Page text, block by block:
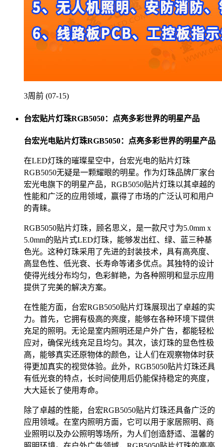
3周前 (07-15)
台宏贴片灯珠RGB5050：点亮多彩世界的明星产品
台宏光电贴片灯珠RGB5050：点亮多彩世界的明星产品
在LED灯珠的璀璨星空中，台宏光电的贴片灯珠
RGB5050无疑是一颗耀眼的明星。作为灯珠品牌厂家台
宏光电旗下的明星产品，RGB5050贴片灯珠以其卓越的
性能和广泛的应用领域，赢得了市场的广泛认可和用户
的青睐。
RGB5050贴片灯珠，顾名思义，是一款尺寸为5.0mm x
5.0mm的贴片式LED灯珠，能够发出红、绿、蓝三种基
色光。这种灯珠采用了先进的封装技术，具有高亮度、
高显色性、低光衰、长寿命等诸多优点。其独特的设计
使得光线分布均匀，色彩鲜艳，为各种照明和显示应用
提供了完美的解决方案。
在性能方面，台宏RGB5050贴片灯珠展现出了卓越的实
力。首先，它拥有极高的亮度，能够在各种环境下提供
充足的照明。无论是室内照明还是户外广告，都能轻松
应对，确保光线充足且均匀。其次，该灯珠的显色性极
高，能够真实还原物体的颜色，让人们在观察物体时获
得更加真实的视觉体验。此外，RGB5050贴片灯珠还具
有低光衰的特点，长时间使用后仍能保持稳定的亮度，
大大延长了使用寿命。
除了卓越的性能，台宏RGB5050贴片灯珠还具备广泛的
应用领域。在室内照明方面，它可以用于家居照明、商
业照明以及办公照明等场所，为人们创造舒适、温馨的